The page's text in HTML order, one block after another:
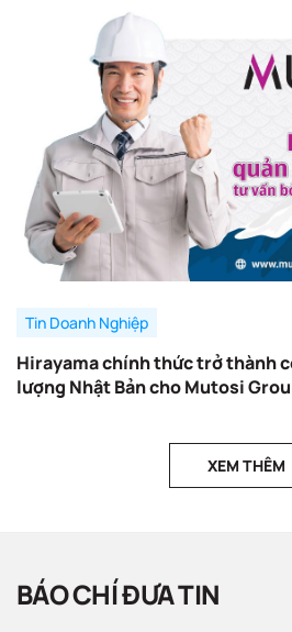
Tin Doanh Nghiệp
Hirayama chính thức trở thành
lượng Nhật Bản cho Mutosi
XEM THÊM
BÁO CHÍ ĐƯA TIN